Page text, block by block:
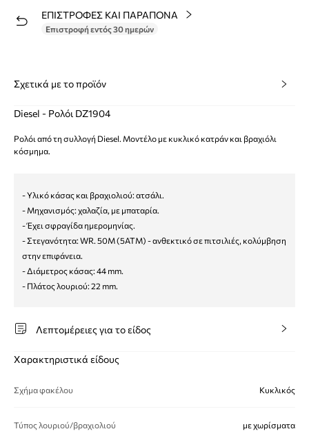
ΕΠΙΣΤΡΟΦΕΣ ΚΑΙ ΠΑΡΑΠΟΝΑ
Επιστροφή εντός 30 ημερών
Σχετικά με το προϊόν
Diesel - Ρολόι DZ1904
Ρολόι από τη συλλογή Diesel. Μοντέλο με κυκλικό κατράν και βραχιόλι
κόσμημα.
- Υλικό κάσας και βραχιολιού: ατσάλι.
- Μηχανισμός: χαλαζία, με μπαταρία.
- Έχει σφραγίδα ημερομηνίας.
- Στεγανότητα: WR. 50M (5ATM) - ανθεκτικό σε πιτσιλιές, κολύμβηση
στην επιφάνεια.
- Διάμετρος κάσας: 44 mm.
- Πλάτος λουριού: 22 mm.
Λεπτομέρειες για το είδος
Χαρακτηριστικά είδους
Σχήμα φακέλου Κυκλικός
Τύπος λουριού/βραχιολιού με χωρίσματα